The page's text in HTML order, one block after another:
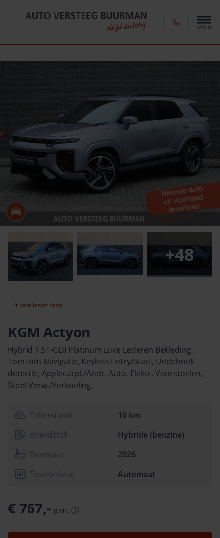
+48
Private lease deze:
KGM Actyon
Hybrid 1.5T-GDI Platinum Luxe Lederen Bekleding,
TomTom Navigatie, Keyless Entry/Start, Dodehoek
detectie, Applecarpl./Andr. Auto, Elektr. Voorstoelen,
Stoel Verw./Verkoeling.
Tellerstand
10 km
Brandstof
Hybride (benzine)
Bouwjaar
2026
Transmissie
Automaat
€ 767,- p.m. ⓘ